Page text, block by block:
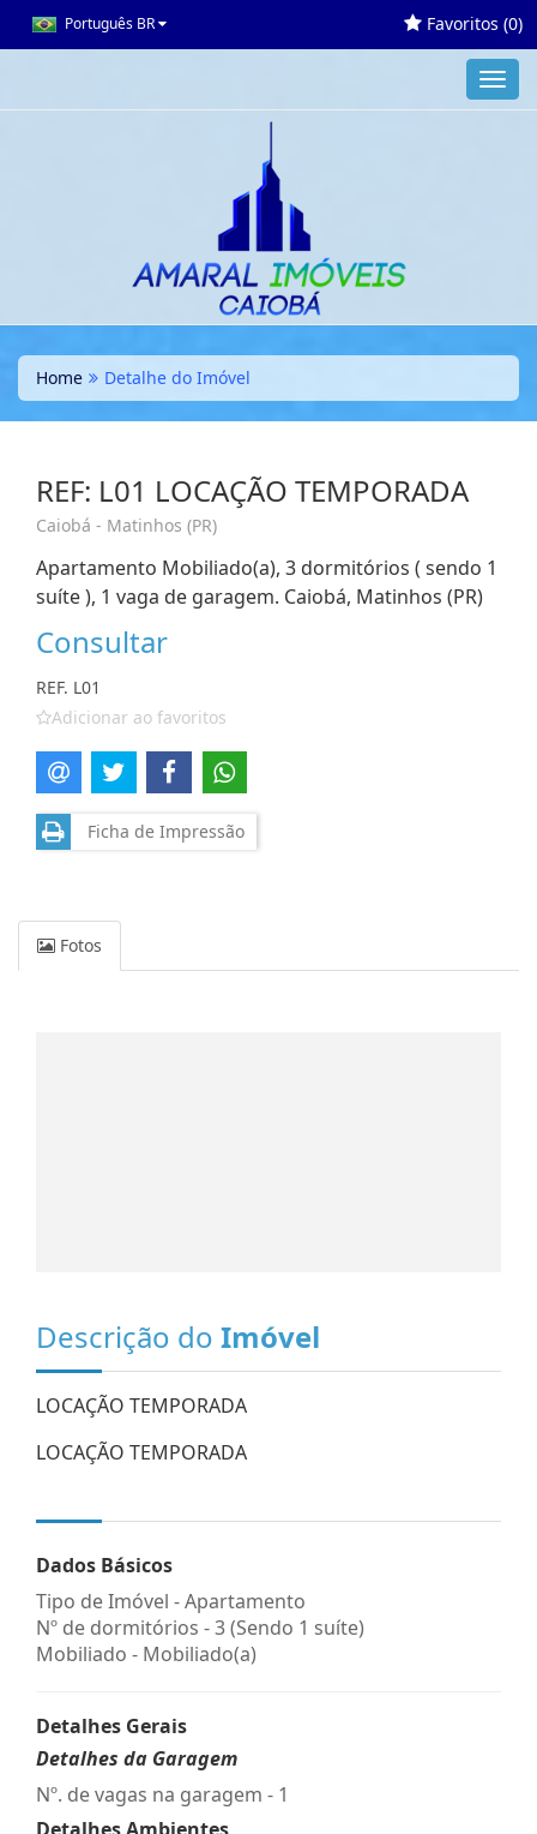
Português BR Favoritos (0)
Home Detalhe do Imóvel
REF: L01 LOCAÇÃO TEMPORADA
Caiobá - Matinhos (PR)
Apartamento Mobiliado(a), 3 dormitórios ( sendo 1
suíte ), 1 vaga de garagem. Caiobá, Matinhos (PR)
Consultar
REF. L01
Adicionar ao favoritos
Ficha de Impressão
Fotos
Descrição do Imóvel
LOCAÇÃO TEMPORADA
LOCAÇÃO TEMPORADA
Dados Básicos
Tipo de Imóvel - Apartamento
Nº de dormitórios - 3 (Sendo 1 suíte)
Mobiliado - Mobiliado(a)
Detalhes Gerais
Detalhes da Garagem
Nº. de vagas na garagem - 1